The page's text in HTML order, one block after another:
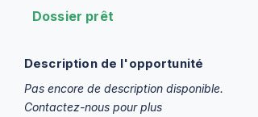
Dossier prêt
Description de l'opportunité
Pas encore de description disponible.
Contactez-nous pour plus